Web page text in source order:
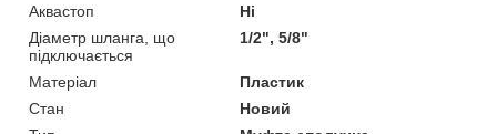
Аквастоп
Ні
Діаметр шланга, що
підключається
1/2", 5/8"
Матеріал
Пластик
Стан
Новий